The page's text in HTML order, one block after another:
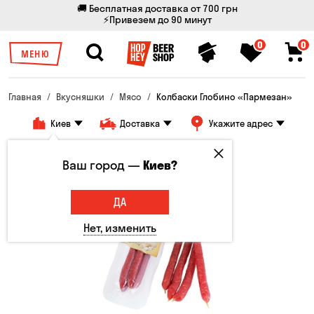
🚚 Бесплатная доставка от 700 грн
⚡Привезем до 90 минут
МЕНЮ
0 0
Главная Вкусняшки Мясо Колбаски Глобино «Пармезан»
Киев Доставка Укажите адрес
Ваш город —Киев?
ДА
Нет, изменить